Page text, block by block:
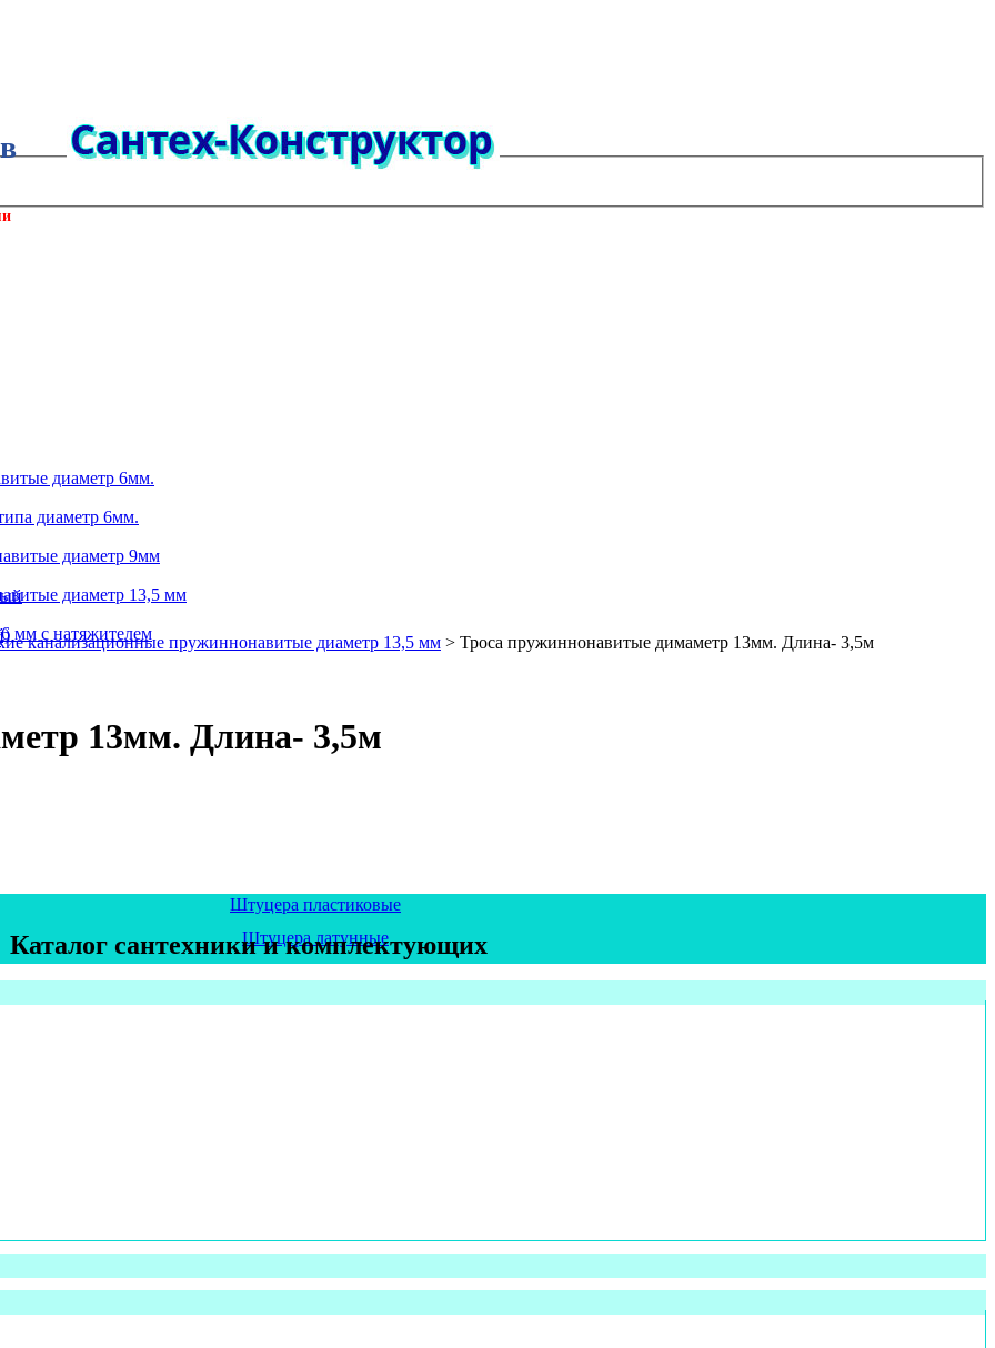
Штуцера пластиковые
Штуцера латунные
диаметр 6мм.
диаметр 6мм.
диаметр 9мм
диаметр 13,5 мм
мм с натяжителем
канализационные пружиннонавитые диаметр 13,5 мм > Троса пружиннонавитые димаметр 13мм. Длина- 3,5м
13мм. Длина- 3,5м
Каталог сантехники и комплектующих